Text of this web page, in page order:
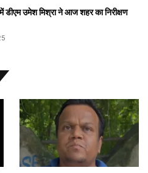
उमेश मिश्रा ने आज शहर का निरीक्षण